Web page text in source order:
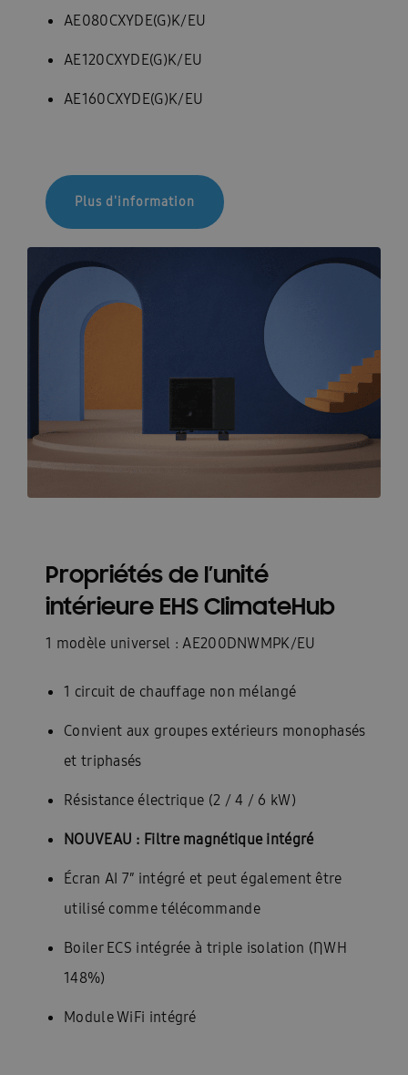
AE080CXYDE(G)K/EU
AE120CXYDE(G)K/EU
AE160CXYDE(G)K/EU
Plus d'information
Propriétés de l’unité
intérieure EHS ClimateHub
1 modèle universel : AE200DNWMPK/EU
1 circuit de chauffage non mélangé
Convient aux groupes extérieurs monophasés
et triphasés
Résistance électrique (2 / 4 / 6 kW)
NOUVEAU : Filtre magnétique intégré
Écran AI 7″ intégré et peut également être
utilisé comme télécommande
Boiler ECS intégrée à triple isolation (ȠWH
148%)
Module WiFi intégré